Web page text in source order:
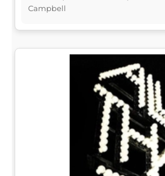
Campbell